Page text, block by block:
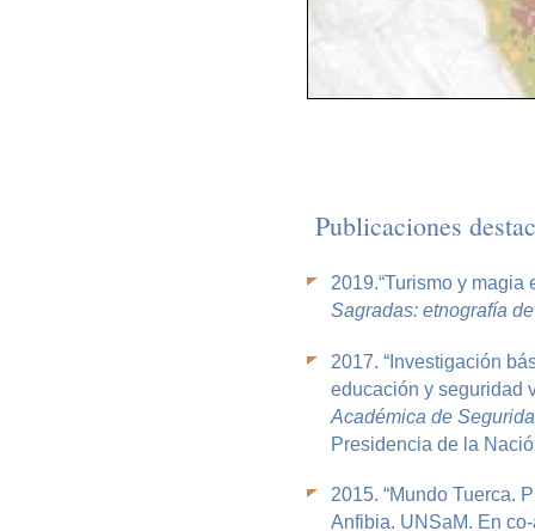
Publicaciones
2019.“Turismo y magia
Sagradas: etnografía
2017. “Investigación
educación y seguridad
Académica de
Presidencia de la
2015. “Mundo Tuerca.
Anfibia. UNSaM. En